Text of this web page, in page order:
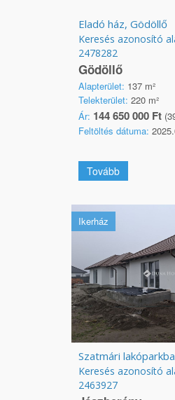
Eladó ház, Gödöllő
Keresés azonosító
2478282
Gödöllő
Alapterület: 137 m²
Telekterület: 220 m²
Ár: 144 650 000 Ft
Feltöltés dátuma:
Tovább
Ikerház
Keresés azonosító
2463927